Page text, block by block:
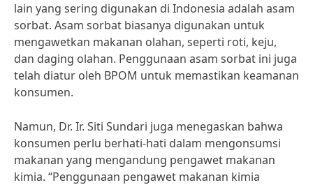
lain yang sering digunakan di Indonesia adalah asam
sorbat. Asam sorbat biasanya digunakan untuk
mengawetkan makanan olahan, seperti roti, keju,
dan daging olahan. Penggunaan asam sorbat ini juga
telah diatur oleh BPOM untuk memastikan keamanan
konsumen.
Namun, Dr. Ir. Siti Sundari juga menegaskan bahwa
konsumen perlu berhati-hati dalam mengonsumsi
makanan yang mengandung pengawet makanan
kimia. “Penggunaan pengawet makanan kimia